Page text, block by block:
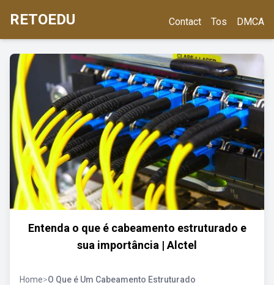
RETOEDU Contact Tos DMCA
Entenda o que é cabeamento estruturado e
sua importância | Alctel
Home>O Que é Um Cabeamento Estruturado